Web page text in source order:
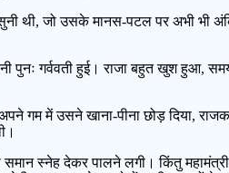
थी, जो उसके मानस-पटल पर अभी भी
पुनः गर्ववती हुई। राजा बहुत खुश हुआ,
में उसने खाना-पीना छोड़ दिया,
समान स्नेह देकर पालने लगी। किंतु